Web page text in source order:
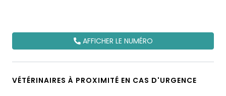
AFFICHER LE NUMÉRO
VÉTÉRINAIRES À PROXIMITÉ EN CAS D'URGENCE